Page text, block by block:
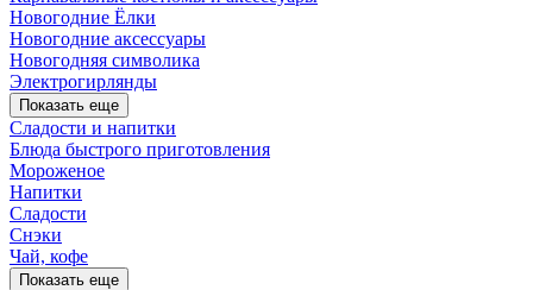
Новогодние Ёлки
Новогодние аксессуары
Новогодняя символика
Электрогирлянды
Показать еще
Сладости и напитки
Блюда быстрого приготовления
Мороженое
Напитки
Сладости
Снэки
Чай, кофе
Показать еще